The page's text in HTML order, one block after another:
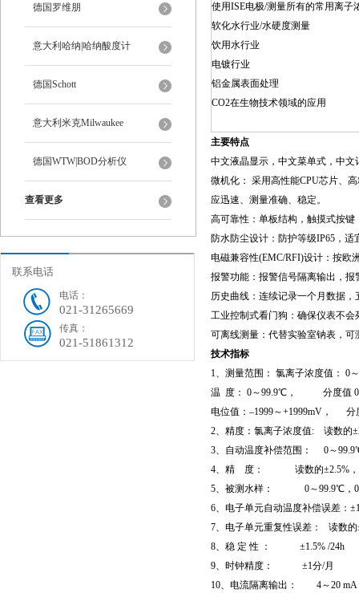
德国罗维朋
意大利哈纳|哈纳酸度计
德国Schott
意大利米克Milwaukee
德国WTW|BOD分析仪
查看更多
联系电话
电话：
021-31265669
传真：
021-51861312
使用ISE电极/测量所有的常用离子
软化水行业/水硬度测量
饮用水行业
电镀行业
铝金属表面处理
CO2在生物技术领域的应用
主要特点
中文液晶显示，中文菜单式，中文
微机化： 采用高性能CPU芯片、
应迅速、测量准确、稳定。
高可靠性：单板结构，触摸式按
防水防尘设计：防护等级IP65，适
电磁兼容性(EMC/RFI)设计：按欧
报警功能：报警信号隔离输出，
历史曲线：连续记录一个月数据
工业控制式看门狗：确保仪表不
可离线测量：代替实验室钠表，
技术指标
1、测量范围： 氯离子浓度值： 0
温 度： 0～99.9℃， 分度值
电位值：–1999～+1999mV， 分
2、精度：氯离子浓度值: 读数的
3、自动温度补偿范围： 0～
4、精 度： 读数的±2.5%，
5、被测水样： 0～99.9℃，
6、电子单元自动温度补偿误差：
7、电子单元重复性误差： 读数的
8、稳 定 性 ： ±1.5% /24h
9、时钟精度： ±1分/月
10、电流隔离输出： 4～20 mA